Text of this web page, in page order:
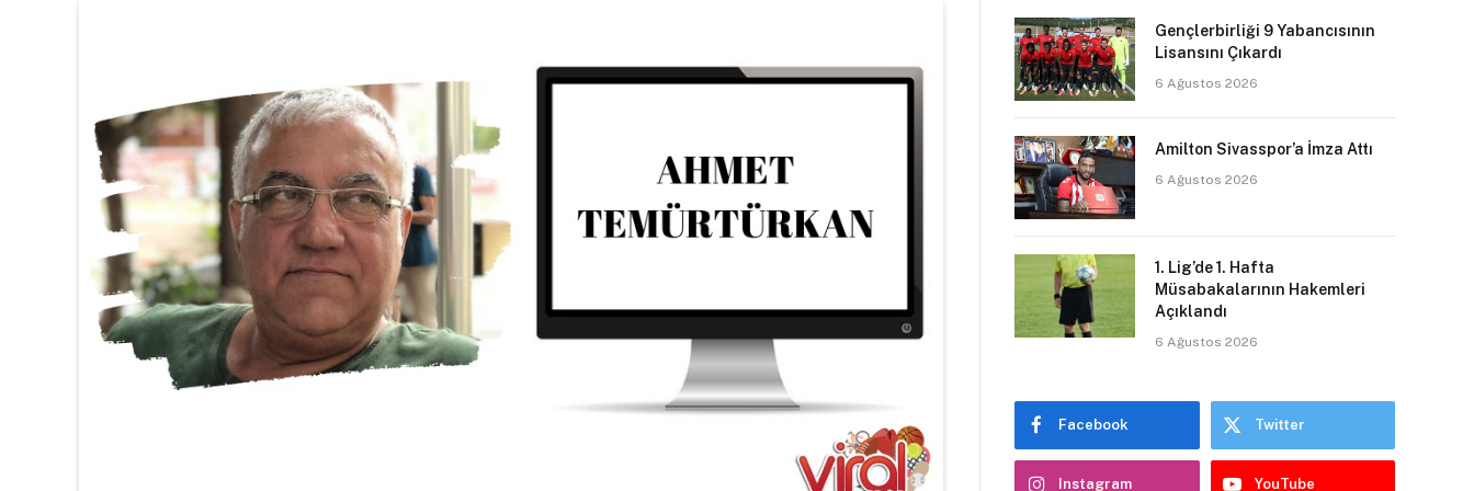
Gençlerbirliği 9 Yabancısının
Lisansını Çıkardı
6 Ağustos 2026
Amilton Sivasspor’a İmza Attı
6 Ağustos 2026
1. Lig’de 1. Hafta
Müsabakalarının Hakemleri
Açıklandı
6 Ağustos 2026
Facebook Twitter
Instagram YouTube